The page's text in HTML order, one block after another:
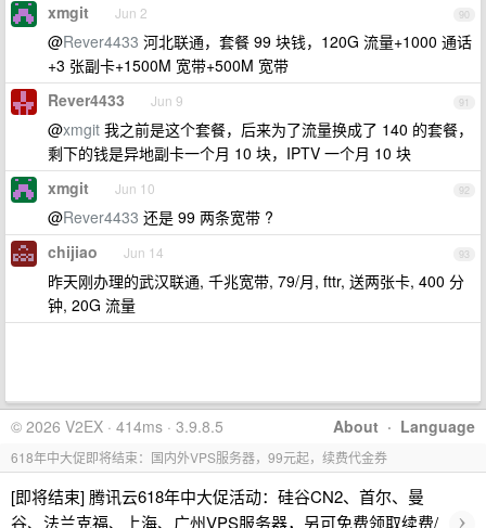
90
xmgit Jun 2
@Rever4433 河北联通，套餐 99 块钱，120G 流量+1000 通话
+3 张副卡+1500M 宽带+500M 宽带
91
Rever4433 Jun 9
@xmgit 我之前是这个套餐，后来为了流量换成了 140 的套餐，
剩下的钱是异地副卡一个月 10 块，IPTV 一个月 10 块
92
xmgit Jun 10
@Rever4433 还是 99 两条宽带 ?
93
chijiao Jun 14
昨天刚办理的武汉联通, 千兆宽带, 79/月, fttr, 送两张卡, 400 分
钟, 20G 流量
About · Language
© 2026 V2EX · 414ms · 3.9.8.5
618年中大促即将结束：国内外VPS服务器，99元起，续费代金券
[即将结束] 腾讯云618年中大促活动：硅谷CN2、首尔、曼
谷、法兰克福、上海、广州VPS服务器，另可免费领取续费/
›